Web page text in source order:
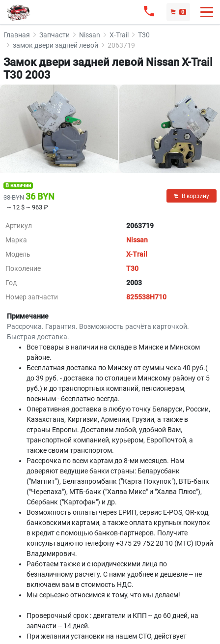
0
Главная Запчасти Nissan X-Trail
T30
замок двери задней левой
2063719
Замок двери задней левой Nissan X-Trail
T30 2003
В наличии
38 BYN 36 BYN
~ 12 $ ~ 963 ₽
В корзину
Артикул
2063719
Марка
Nissan
Модель
X-Trail
Поколение
T30
Год
2003
Номер запчасти
825538H710
Примечание
Рассрочка. Гарантия. Возможность расчёта карточкой.
Быстрая доставка.
Все товары в наличии на складе в Минскe и Минском
районе.
Бесплатная доставка по Минску от суммы чека 40 руб.(
до 39 руб. - доставка по столице и Минскому району от 5
руб.) и до транспортных компаний, пенсионерам,
военным - бесплатно всегда.
Оперативная доставка в любую точку Беларуси, России,
Казахстана, Киргизии, Армении, Грузии, а также в
страны Европы. Доставим любой, удобной Вам,
транспортной компанией, курьером, ЕвроПочтой, а
также своим транспортом.
Рассрочка по всем картам до 8-ми месяцев. Нам
доверяют ведущие банки страны: Беларусбанк
("Магнит"), Белгазпромбанк ("Карта Покупок"), ВТБ-банк
("Черепаха"), МТБ-банк ("Халва Микс" и "Халва Плюс"),
Сбербанк ("Картофан") и др.
Возможность оплаты через ЕРИП, сервис E-POS, QR-код,
банковскими картами, а также оплата крупных покупок
в кредит с помощью банков-партнеров. Получите
консультацию по телефону +375 29 752 20 10 (МТС) Юрий
Владимирович.
Работаем также и с юридическими лица по
безналичному расчету. С нами удобнее и дешевле -- не
включаем вам в стоимость НДС.
Мы серьезно относимся к тому, что мы делаем!
Проверочный срок : двигатели и КПП -- до 60 дней, на
запчасти -- 14 дней.
При желании установки на нашем СТО, действует